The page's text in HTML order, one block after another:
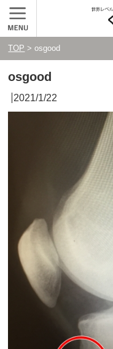
TOP > osgood
osgood
2021/1/22